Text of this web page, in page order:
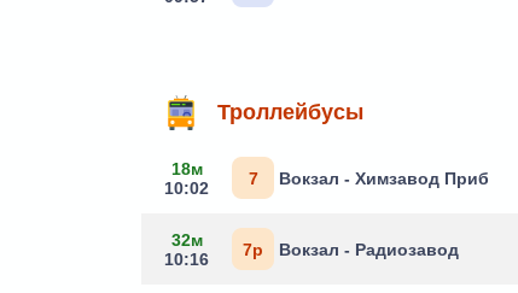
Троллейбусы
18м
10:02
7 Вокзал - Химзавод Приб
32м
10:16
7р Вокзал - Радиозавод